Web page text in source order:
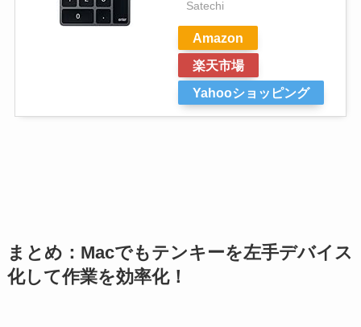
Satechi
Amazon
楽天市場
Yahooショッピング
まとめ：Macでもテンキーを左手デバイス
化して作業を効率化！